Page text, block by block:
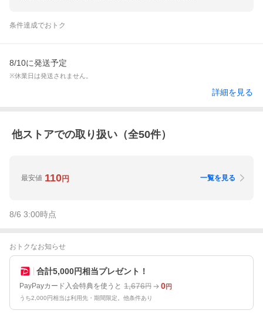
条件達成でおトク
8/10に発送予定
※休業日は発送されません。
詳細を見る
他ストアでの取り扱い（全50件）
最安値 110円 一覧を見る
8/6 3:00時点
おトクなお知らせ
合計5,000円相当プレゼント！
PayPayカード入会特典を使うと 1,676円 0円
うち2,000円相当は利用先・期間限定。他条件あり